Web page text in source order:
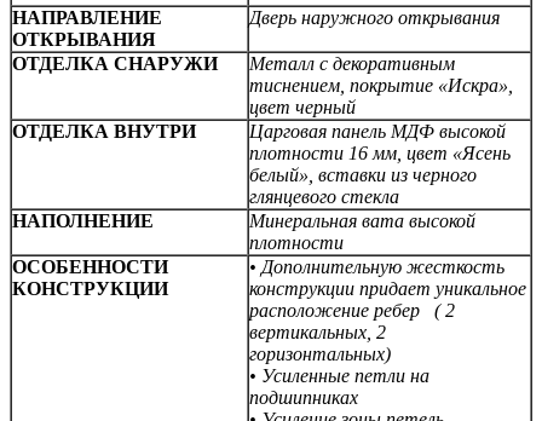
НАПРАВЛЕНИЕ
ОТКРЫВАНИЯ
Дверь наружного открывания
ОТДЕЛКА СНАРУЖИ
Металл с декоративным
тиснением, покрытие «Искра»,
цвет черный
ОТДЕЛКА ВНУТРИ
Царговая панель МДФ высокой
плотности 16 мм, цвет «Ясень
белый», вставки из черного
глянцевого стекла
НАПОЛНЕНИЕ
Минеральная вата высокой
плотности
ОСОБЕННОСТИ
КОНСТРУКЦИИ
• Дополнительную жесткость
конструкции придает уникальное
расположение ребер (2
вертикальных, 2
горизонтальных)
• Усиленные петли на
подшипниках